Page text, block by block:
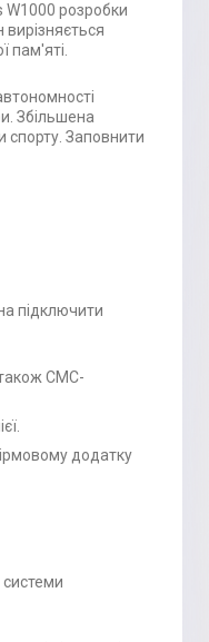
W1000 розробки
вирізняється
пам'яті.
Збільшена
спорту. Заповнити
підключити
також СМС-
додатку